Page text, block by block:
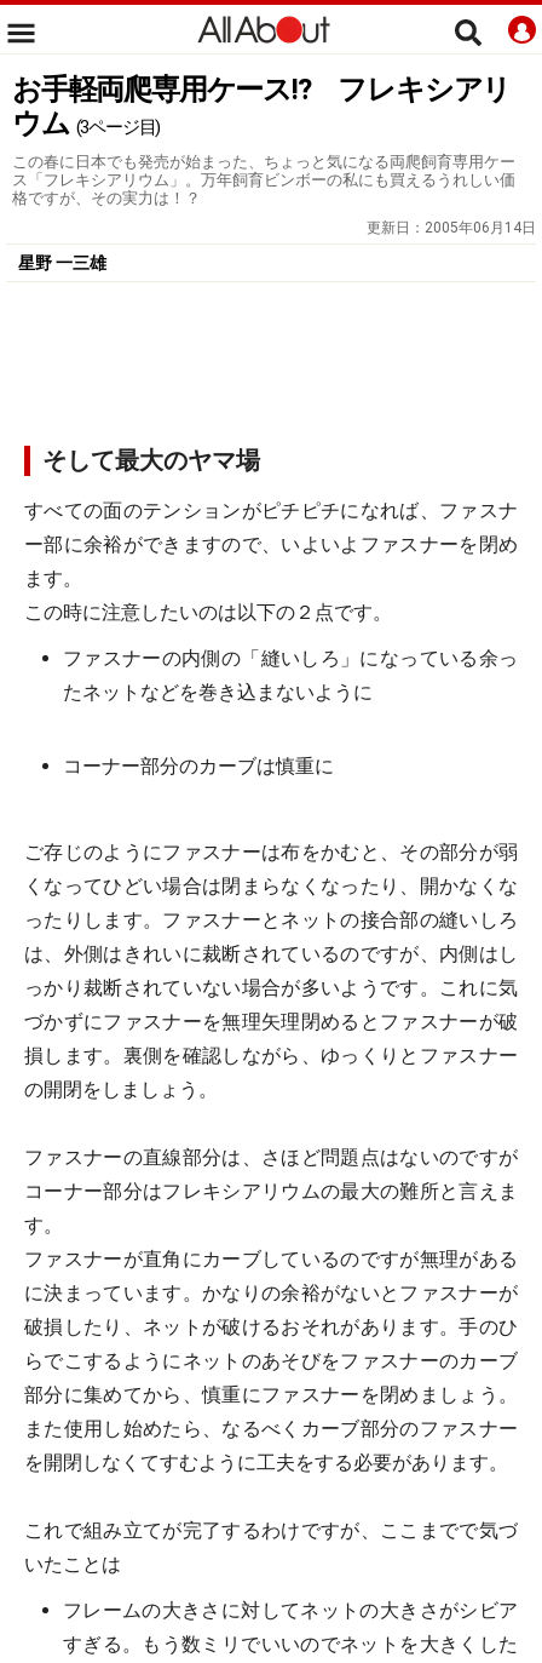
お手軽両爬専用ケース!? フレキシアリ
ウム (3ページ目)
この春に日本でも発売が始まった、ちょっと気になる両爬飼育専用ケー
ス「フレキシアリウム」。万年飼育ビンボーの私にも買えるうれしい価
格ですが、その実力は！？
更新日： 2005年06月14日
星野 一三雄
そして最大のヤマ場
すべての面のテンションがピチピチになれば、ファスナ
ー部に余裕ができますので、いよいよファスナーを閉め
ます。
この時に注意したいのは以下の２点です。
ファスナーの内側の「縫いしろ」になっている余っ
たネットなどを巻き込まないように
コーナー部分のカーブは慎重に
ご存じのようにファスナーは布をかむと、その部分が弱
くなってひどい場合は閉まらなくなったり、開かなくな
ったりします。ファスナーとネットの接合部の縫いしろ
は、外側はきれいに裁断されているのですが、内側はし
っかり裁断されていない場合が多いようです。これに気
づかずにファスナーを無理矢理閉めるとファスナーが破
損します。裏側を確認しながら、ゆっくりとファスナー
の開閉をしましょう。
ファスナーの直線部分は、さほど問題点はないのですが
コーナー部分はフレキシアリウムの最大の難所と言えま
す。
ファスナーが直角にカーブしているのですが無理がある
に決まっています。かなりの余裕がないとファスナーが
破損したり、ネットが破けるおそれがあります。手のひ
らでこするようにネットのあそびをファスナーのカーブ
部分に集めてから、慎重にファスナーを閉めましょう。
また使用し始めたら、なるべくカーブ部分のファスナー
を開閉しなくてすむように工夫をする必要があります。
これで組み立てが完了するわけですが、ここまでで気づ
いたことは
フレームの大きさに対してネットの大きさがシビア
すぎる。もう数ミリでいいのでネットを大きくした